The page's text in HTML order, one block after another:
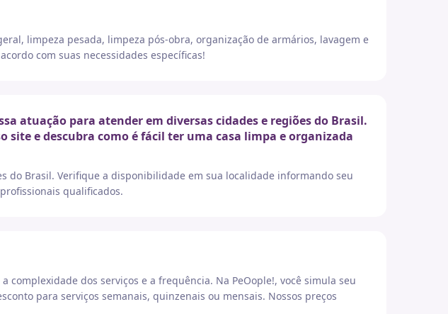
limpeza pesada, limpeza pós-obra, organização de armários, lavagem e
com suas necessidades específicas!
atuação para atender em diversas cidades e regiões do Brasil.
site e descubra como é fácil ter uma casa limpa e organizada
do Brasil. Verifique a disponibilidade em sua localidade informando seu
qualificados.
dos serviços e a frequência. Na PeOople!, você simula seu
para serviços semanais, quinzenais ou mensais. Nossos preços